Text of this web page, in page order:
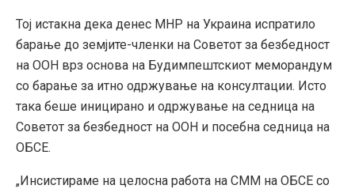
Тој истакна дека денес МНР на Украина испратило
барање до земјите-членки на Советот за безбедност
на ООН врз основа на Будимпештскиот меморандум
со барање за итно одржување на консултации. Исто
така беше иницирано и одржување на седница на
Советот за безбедност на ООН и посебна седница на
ОБСЕ.
„Инсистираме на целосна работа на СММ на ОБСЕ со